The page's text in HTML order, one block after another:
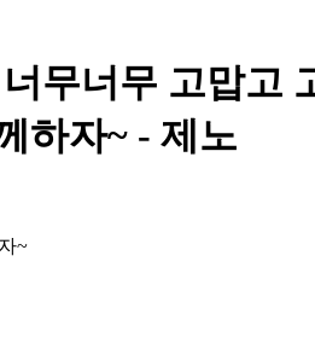
무너무 고맙고
하자~ - 제노
~